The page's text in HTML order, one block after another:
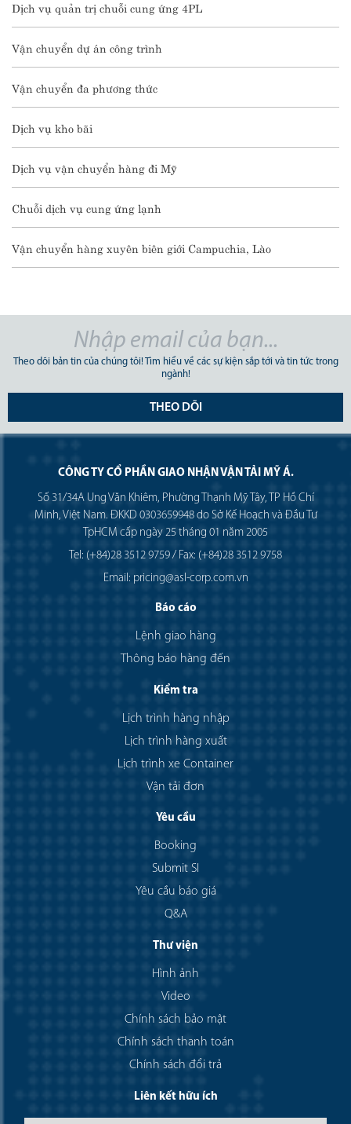
Dịch vụ quản trị chuỗi cung ứng 4PL
Vận chuyển dự án công trình
Vận chuyển đa phương thức
Dịch vụ kho bãi
Dịch vụ vận chuyển hàng đi Mỹ
Chuỗi dịch vụ cung ứng lạnh
Vận chuyển hàng xuyên biên giới Campuchia, Lào
Theo dõi bản tin của chúng tôi! Tìm hiểu về các sự kiện sắp tới và tin tức trong
ngành!
THEO DÕI
CÔNG TY CỔ PHẦN GIAO NHẬN VẬN TẢI MỸ Á.
Số 31/34A Ung Văn Khiêm, Phường Thạnh Mỹ Tây, TP Hồ Chí
Minh, Việt Nam. ĐKKD 0303659948 do Sở Kế Hoạch và Đầu Tư
TpHCM cấp ngày 25 tháng 01 năm 2005
Tel: (+84)28 3512 9759 / Fax: (+84)28 3512 9758
Email: pricing@asl-corp.com.vn
Báo cáo
Lệnh giao hàng
Thông báo hàng đến
Kiểm tra
Lịch trình hàng nhập
Lịch trình hàng xuất
Lịch trình xe Container
Vận tải đơn
Yêu cầu
Booking
Submit SI
Yêu cầu báo giá
Q&A
Thư viện
Hình ảnh
Video
Chính sách bảo mật
Chính sách thanh toán
Chính sách đổi trả
Liên kết hữu ích